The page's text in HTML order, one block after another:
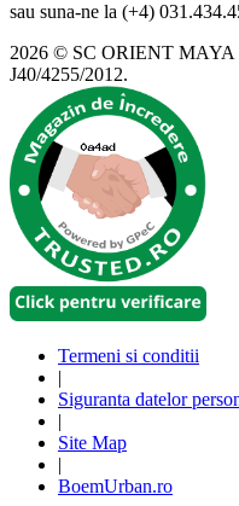
sau suna-ne la (+4)
2026 © SC ORIENT MAYA
J40/4255/2012.
Termeni si conditii
|
Siguranta datelor
|
Site Map
|
BoemUrban.ro